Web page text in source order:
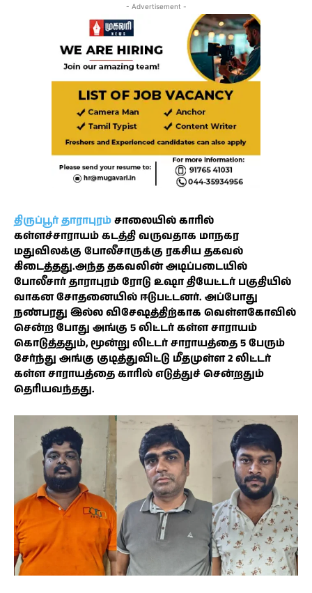
- Advertisement -
திருப்பூர் தாராபுரம்சாலையில் காரில்
கள்ளச்சாராயம் கடத்தி வருவதாக மாநகர
மதுவிலக்கு போலீசாருக்கு ரகசிய தகவல்
கிடைத்தது.அந்த தகவலின் அடிப்படையில்
போலீசார் தாராபுரம் ரோடு உஷா தியேட்டர் பகுதியில்
வாகன சோதனையில் ஈடுபட்டனர். அப்போது
நண்பரது இல்ல விசேஷத்திற்காக வெள்ளகோவில்
சென்ற போது அங்கு 5 லிட்டர் கள்ள சாராயம்
கொடுத்ததும், மூன்று லிட்டர் சாராயத்தை 5 பேரும்
சேர்ந்து அங்கு குடித்துவிட்டு மீதமுள்ள 2 லிட்டர்
கள்ள சாராயத்தை காரில் எடுத்துச் சென்றதும்
தெரியவந்தது.